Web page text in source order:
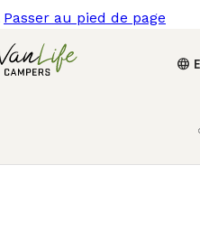
Passer au pied de page
language